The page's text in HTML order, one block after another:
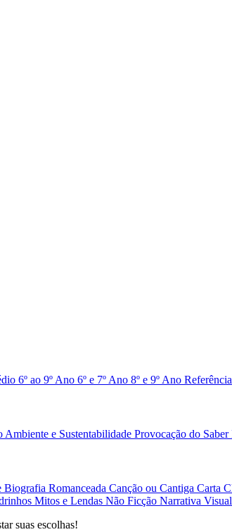
6º ao 9º Ano 6º e 7º Ano 8º e 9º Ano Referência
Ambiente e Sustentabilidade Provocação do Saber
Biografia Romanceada Canção ou Cantiga Carta
Mitos e Lendas Não Ficção Narrativa Visual
suas escolhas!